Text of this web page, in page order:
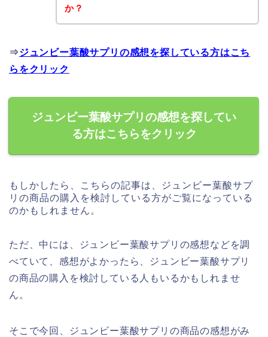
か？
⇒ジュンビー葉酸サプリの感想を探している方はこち
らをクリック
ジュンビー葉酸サプリの感想を探してい
る方はこちらをクリック
もしかしたら、こちらの記事は、ジュンビー葉酸サプ
リの商品の購入を検討している方がご覧になっている
のかもしれません。
ただ、中には、ジュンビー葉酸サプリの感想などを調
べていて、感想がよかったら、ジュンビー葉酸サプリ
の商品の購入を検討している人もいるかもしれませ
ん。
そこで今回、ジュンビー葉酸サプリの商品の感想がみ